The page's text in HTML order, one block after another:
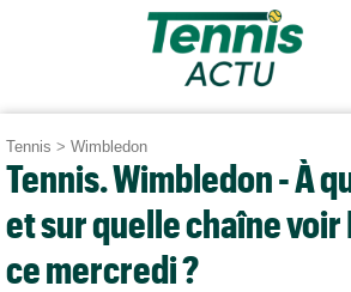
Tennis > Wimbledon
Tennis. Wimbledon - À
et sur quelle chaîne
ce mercredi ?